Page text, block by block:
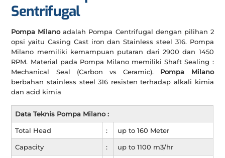
Sentrifugal
Pompa Milanoadalah Pompa Centrifugal dengan pilihan 2
opsi yaitu Casing Cast iron dan Stainless steel 316. Pompa
Milano memiliki kemampuan putaran dari 2900 dan 1450
RPM. Material pada Pompa Milano memiliki Shaft Sealing :
Mechanical Seal (Carbon vs Ceramic). Pompa Milano
berbahan stainless steel 316 resisten terhadap alkali kimia
dan acid kimia
Data Teknis Pompa Milano :
Total Head : up to 160 Meter
Capacity : up to 1100 m3/hr